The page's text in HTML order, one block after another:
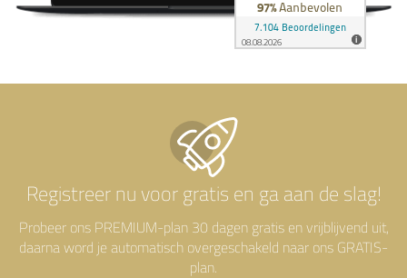
Registreer nu voor gratis en ga aan de slag!
Probeer ons PREMIUM-plan 30 dagen gratis en vrijblijvend uit,
daarna word je automatisch overgeschakeld naar ons GRATIS-
plan.